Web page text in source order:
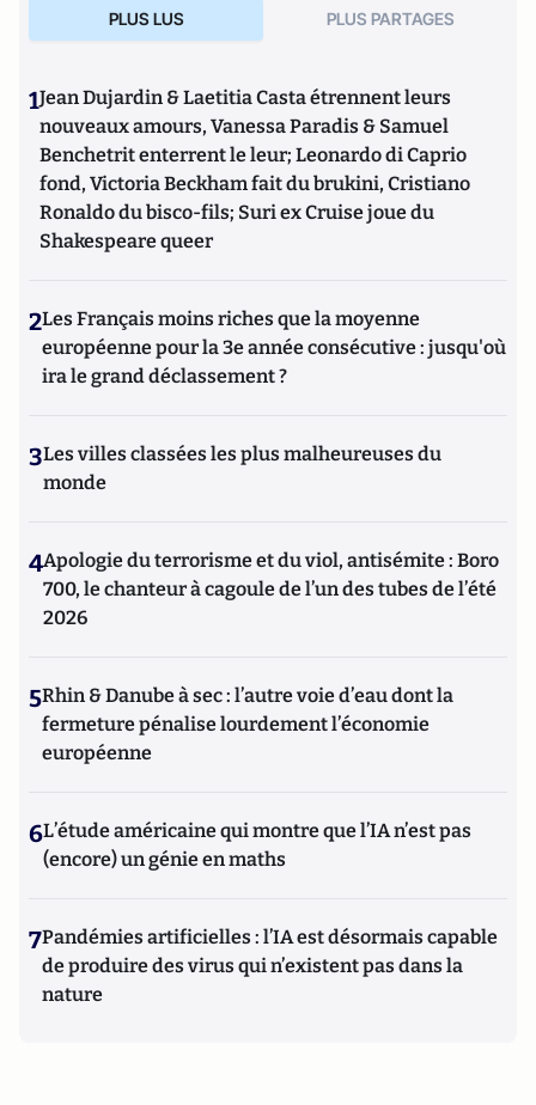
musulmans en France et dans le monde(Editions de
L'Artilleur).
PLUS LUS PLUS PARTAGES
1Jean Dujardin & Laetitia Casta étrennent leurs
nouveaux amours, Vanessa Paradis & Samuel
Benchetrit enterrent le leur; Leonardo di Caprio
fond, Victoria Beckham fait du brukini, Cristiano
Ronaldo du bisco-fils; Suri ex Cruise joue du
Shakespeare queer
2Les Français moins riches que la moyenne
européenne pour la 3e année consécutive : jusqu'où
ira le grand déclassement ?
3Les villes classées les plus malheureuses du
monde
4Apologie du terrorisme et du viol, antisémite : Boro
700, le chanteur à cagoule de l’un des tubes de l’été
2026
5Rhin & Danube à sec : l’autre voie d’eau dont la
fermeture pénalise lourdement l’économie
européenne
6L’étude américaine qui montre que l’IA n’est pas
(encore) un génie en maths
7Pandémies artificielles : l’IA est désormais capable
de produire des virus qui n’existent pas dans la
nature